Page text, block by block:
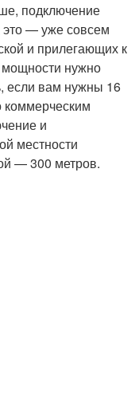
подключение
это — уже совсем
и прилегающих к
мощности нужно
если вам нужны 16
коммерческим
и
местности
— 300 метров.